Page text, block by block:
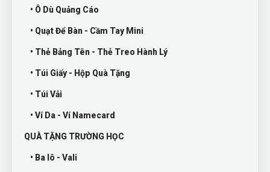
• Ô Dù Quảng Cáo
• Quạt Để Bàn - Cầm Tay Mini
• Thẻ Bảng Tên - Thẻ Treo Hành Lý
• Túi Giấy - Hộp Quà Tặng
• Túi Vải
• Ví Da - Ví Namecard
QUÀ TẶNG TRƯỜNG HỌC
• Ba lô - Vali